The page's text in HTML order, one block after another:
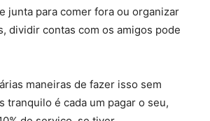
junta para comer fora ou organizar
dividir contas com os amigos pode
maneiras de fazer isso sem
tranquilo é cada um pagar o seu,